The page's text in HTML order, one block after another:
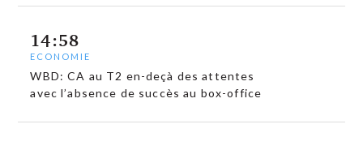
14:58
ECONOMIE
WBD: CA au T2 en-deçà des attentes
avec l’absence de succès au box-office